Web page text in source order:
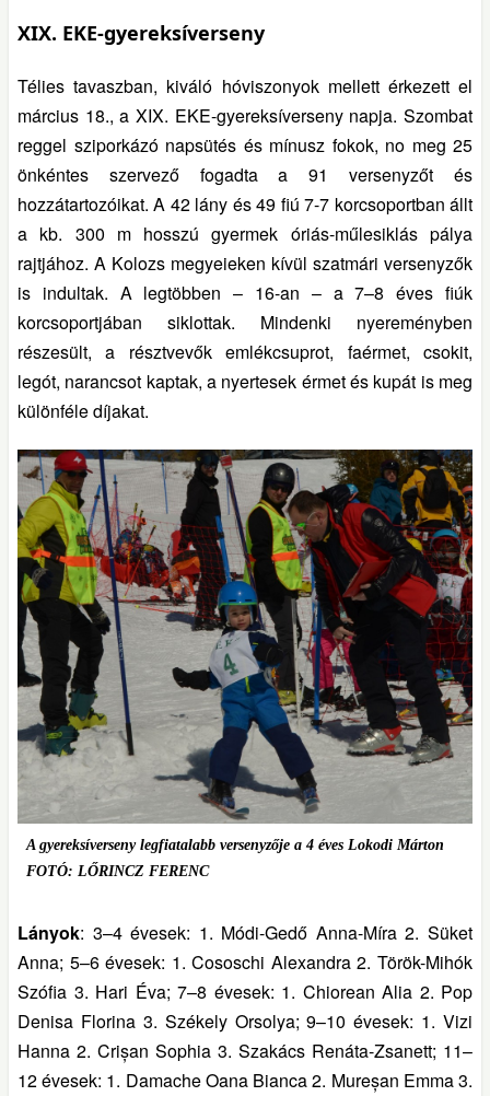
XIX. EKE-gyereksíverseny
Télies tavaszban, kiváló hóviszonyok mellett érkezett el
március 18., a XIX. EKE-gyereksíverseny napja. Szombat
reggel sziporkázó napsütés és mínusz fokok, no meg 25
önkéntes szervező fogadta a 91 versenyzőt és
hozzátartozóikat. A 42 lány és 49 fiú 7-7 korcsoportban állt
a kb. 300 m hosszú gyermek óriás-műlesiklás pálya
rajtjához. A Kolozs megyeieken kívül szatmári versenyzők
is indultak. A legtöbben – 16-an – a 7–8 éves fiúk
korcsoportjában siklottak. Mindenki nyereményben
részesült, a résztvevők emlékcsuprot, faérmet, csokit,
legót, narancsot kaptak, a nyertesek érmet és kupát is meg
különféle díjakat.
A gyereksíverseny legfiatalabb versenyzője a 4 éves Lokodi Márton
FOTÓ: LŐRINCZ FERENC
Lányok: 3–4 évesek: 1. Módi-Gedő Anna-Míra 2. Süket
Anna; 5–6 évesek: 1. Cososchi Alexandra 2. Török-Mihók
Szófia 3. Hari Éva; 7–8 évesek: 1. Chiorean Alia 2. Pop
Denisa Florina 3. Székely Orsolya; 9–10 évesek: 1. Vizi
Hanna 2. Crișan Sophia 3. Szakács Renáta-Zsanett; 11–
12 évesek: 1. Damache Oana Bianca 2. Mureșan Emma 3.